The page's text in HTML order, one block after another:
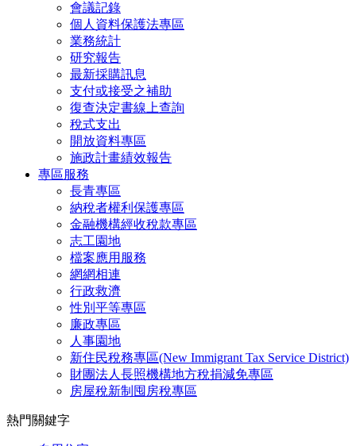
會議記錄
個人資料保護法專區
業務統計
研究報告
最新採購訊息
支付或接受之補助
復查決定書線上查詢
稅式支出
開放資料專區
施政計畫績效報告
專區服務
長青專區
納稅者權利保護專區
金融機構經收稅款專區
志工園地
檔案應用服務
網網相連
行政救濟
性別平等專區
廉政專區
人事園地
新住民稅務專區(New Immigrant Tax Service District)
財團法人長照機構地方稅捐減免專區
房屋稅新制囤房稅專區
熱門關鍵字